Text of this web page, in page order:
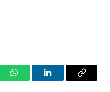
WhatsAppLinkedInCopy